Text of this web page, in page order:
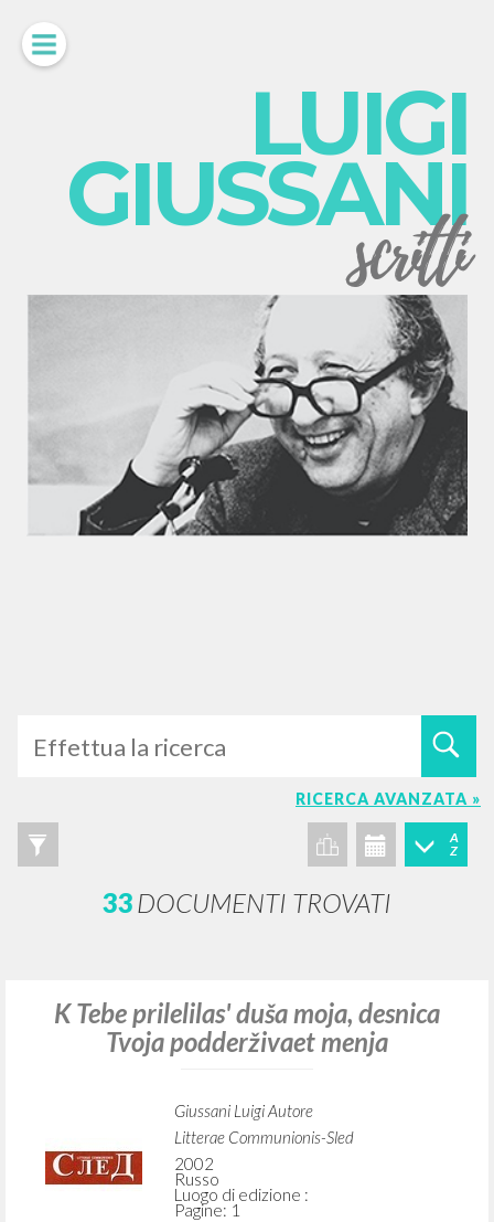
LUIGI
GIUSSANI
scritti
RICERCA AVANZATA »
A
Z
33DOCUMENTI TROVATI
K Tebe prilelilas' duša moja, desnica
Tvoja podderživaet menja
Giussani Luigi Autore
Litterae Communionis-Sled
2002
Russo
Luogo di edizione :
Pagine: 1